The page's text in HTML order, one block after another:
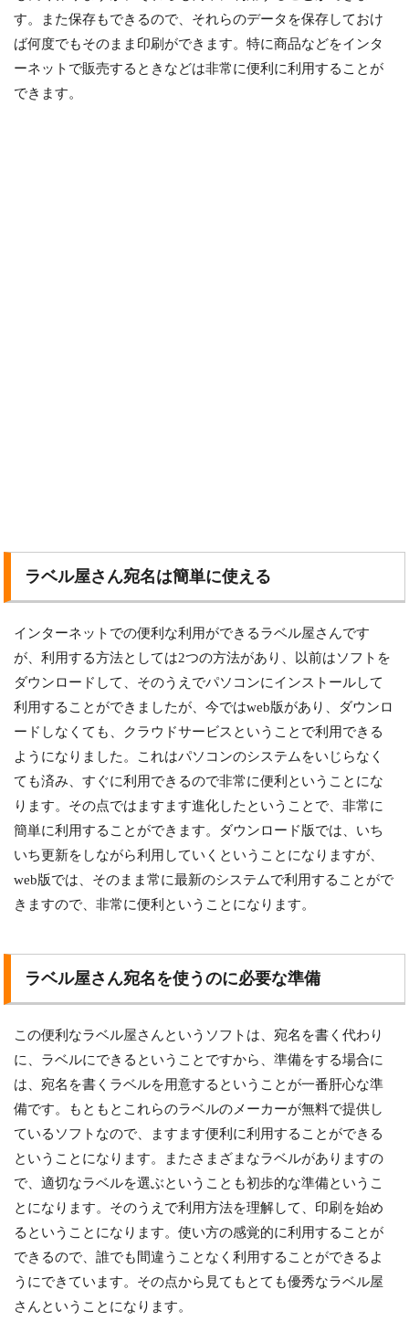
す。また保存もできるので、それらのデータを保存しておけ
ば何度でもそのまま印刷ができます。特に商品などをインタ
ーネットで販売するときなどは非常に便利に利用することが
できます。
ラベル屋さん宛名は簡単に使える
インターネットでの便利な利用ができるラベル屋さんです
が、利用する方法としては2つの方法があり、以前はソフトを
ダウンロードして、そのうえでパソコンにインストールして
利用することができましたが、今ではweb版があり、ダウンロ
ードしなくても、クラウドサービスということで利用できる
ようになりました。これはパソコンのシステムをいじらなく
ても済み、すぐに利用できるので非常に便利ということにな
ります。その点ではますます進化したということで、非常に
簡単に利用することができます。ダウンロード版では、いち
いち更新をしながら利用していくということになりますが、
web版では、そのまま常に最新のシステムで利用することがで
きますので、非常に便利ということになります。
ラベル屋さん宛名を使うのに必要な準備
この便利なラベル屋さんというソフトは、宛名を書く代わり
に、ラベルにできるということですから、準備をする場合に
は、宛名を書くラベルを用意するということが一番肝心な準
備です。もともとこれらのラベルのメーカーが無料で提供し
ているソフトなので、ますます便利に利用することができる
ということになります。またさまざまなラベルがありますの
で、適切なラベルを選ぶということも初歩的な準備というこ
とになります。そのうえで利用方法を理解して、印刷を始め
るということになります。使い方の感覚的に利用することが
できるので、誰でも間違うことなく利用することができるよ
うにできています。その点から見てもとても優秀なラベル屋
さんということになります。